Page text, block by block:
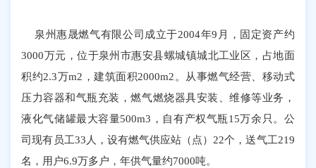
泉州惠晟燃气有限公司成立于2004年9月，固定资产约
3000万元，位于泉州市惠安县螺城镇城北工业区，占地面
积约2.3万m2，建筑面积2000m2。从事燃气经营、移动式
压力容器和气瓶充装，燃气燃烧器具安装、维修等业务，
液化气储罐最大容量500m3，自有产权气瓶15万余只。公
司现有员工33人，设有燃气供应站（点）22个，送气工219
名，用户6.9万多户，年供气量约7000吨。